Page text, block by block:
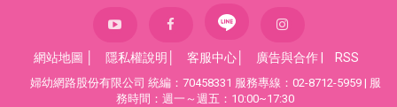
網站地圖 隱私權說明 客服中心 廣告與合作 RSS
婦幼網路股份有限公司 統編：70458331 服務專線：02-8712-5959 | 服
務時間：週一～週五：10:00~17:30